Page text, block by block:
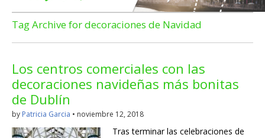
en Irlanda –
Alojamiento en
Irlanda
Blog dedicado a los que viven, estudian y trabajan en
Irlanda!
Tag Archive for decoraciones de Navidad
Los centros comerciales con las
decoraciones navideñas más bonitas
de Dublín
by Patricia Garcia • noviembre 12, 2018
Tras terminar las celebraciones de